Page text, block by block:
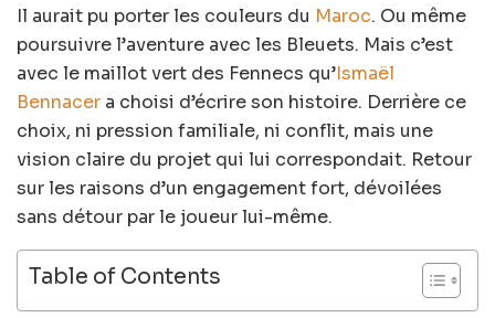
Il aurait pu porter les couleurs du Maroc. Ou même
poursuivre l’aventure avec les Bleuets. Mais c’est
avec le maillot vert des Fennecs qu’Ismaël
Bennacer a choisi d’écrire son histoire. Derrière ce
choix, ni pression familiale, ni conflit, mais une
vision claire du projet qui lui correspondait. Retour
sur les raisons d’un engagement fort, dévoilées
sans détour par le joueur lui-même.
Table of Contents